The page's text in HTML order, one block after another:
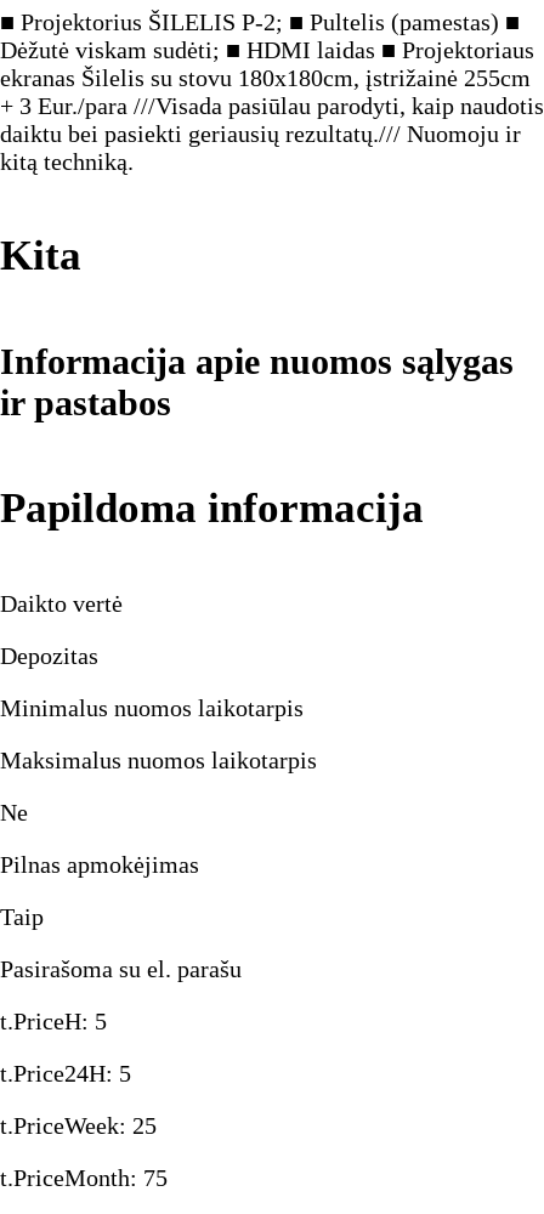
■ Projektorius ŠILELIS P-2; ■ Pultelis (pamestas) ■
Dėžutė viskam sudėti; ■ HDMI laidas ■ Projektoriaus
ekranas Šilelis su stovu 180x180cm, įstrižainė 255cm
+ 3 Eur./para ///Visada pasiūlau parodyti, kaip naudotis
daiktu bei pasiekti geriausių rezultatų./// Nuomoju ir
kitą techniką.
Kita
Informacija apie nuomos sąlygas
ir pastabos
Papildoma informacija
Daikto vertė
Depozitas
Minimalus nuomos laikotarpis
Maksimalus nuomos laikotarpis
Ne
Pilnas apmokėjimas
Taip
Pasirašoma su el. parašu
t.PriceH: 5
t.Price24H: 5
t.PriceWeek: 25
t.PriceMonth: 75